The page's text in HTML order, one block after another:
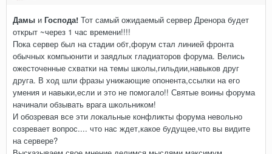
Дамы и Господа! Тот самый ожидаемый сервер Дренора будет
открыт ~через 1 час времени!!!!
Пока сервер был на стадии обт,форум стал линией фронта
обычных компьюнити и заядлых гладиаторов форума. Велись
ожесточенные схватки на темы школы,гильдии,навыков друг
друга. В ход шли фразы унижающие опонента,ссылки на его
умения и навыки,если и это не помогало!! Святые воины форума
начинали обзывать врага школьником!
И обозревая все эти локальные конфликты форума невольно
созревает вопрос.... что нас ждет,какое будущее,что вы видите
на сервере?